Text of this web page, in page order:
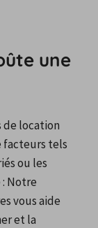
une
de location
facteurs tels
ou les
Notre
vous aide
et la